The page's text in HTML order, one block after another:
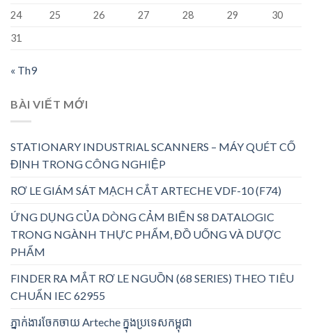
24
25 26 27 28 29
30
31
« Th9
BÀI VIẾT MỚI
STATIONARY INDUSTRIAL SCANNERS – MÁY QUÉT CỐ
ĐỊNH TRONG CÔNG NGHIỆP
RƠ LE GIÁM SÁT MẠCH CẮT ARTECHE VDF-10 (F74)
ỨNG DỤNG CỦA DÒNG CẢM BIẾN S8 DATALOGIC
TRONG NGÀNH THỰC PHẨM, ĐỒ UỐNG VÀ DƯỢC
PHẨM
FINDER RA MẮT RƠ LE NGUỒN (68 SERIES) THEO TIÊU
CHUẨN IEC 62955
ភ្នាក់ងារចែកចាយ Arteche ក្នុងប្រទេសកម្ពុជា